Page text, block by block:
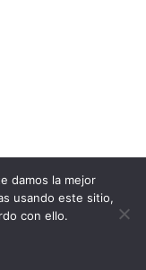
damos la mejor
usando este sitio,
con ello.